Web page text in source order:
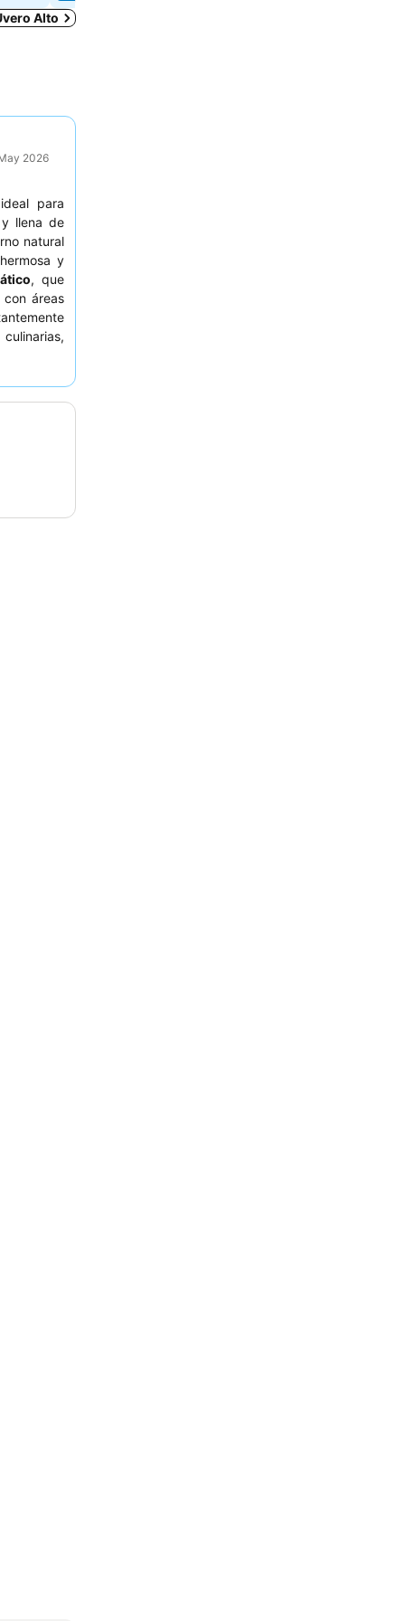
Alto
2026
para
llena de
natural
y
, que
áreas